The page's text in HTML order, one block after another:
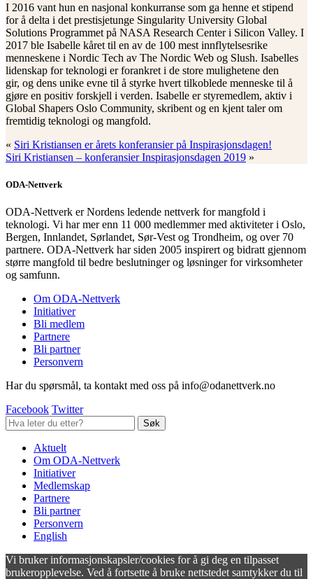
I 2016 vant hun en nasjonal konkurranse som ga henne et stipend
for å delta i det prestisjetunge Singularity University Global
Solutions Programmet på NASA Research Center i Silicon Valley. I
2017 ble Isabelle kåret til en av de 100 mest innflytelsesrike
menneskene i Nordic Tech av The Nordic Web og Slush. Isabelles
lidenskap for teknologi er forankret i de store mulighetene den
gir, og dens unike evne til å styrke hvert tilkoblede menneske til å
gjøre en positiv forskjell i verden. Isabelle er styremedlem, aktiv i
Global Shapers Oslo Community, skribent og en kjent taler om
fremtidig teknologi og mangfold.
« Siri Kristiansen er årets konferansier på Inspirasjonsdagen!
Siri Kristiansen – konferansier Inspirasjonsdagen 2019 »
ODA-Nettverk
ODA-Nettverk er Nordens ledende nettverk for mangfold i
teknologi. Vi har mer enn 11 000 medlemmer med aktiviteter i Oslo,
Bergen, Innlandet, Sørlandet, Sør-Vest og Trondheim, og over 70
partnere. ODA-Nettverk har siden 2005 inspirert og bidratt gjennom
større mangfold til bedre beslutninger og løsninger for virksomheter
og samfunn.
Om ODA-Nettverk
Initiativer
Bli medlem
Partnere
Bli partner
Personvern
Har du spørsmål, ta kontakt med oss på info@odanettverk.no
Facebook Twitter
Aktuelt
Om ODA-Nettverk
Initiativer
Medlemskap
Partnere
Bli partner
Personvern
English
Vi bruker informasjonskapsler/cookies for å gi deg en tilpasset
brukeropplevelse. Ved å fortsette å bruke nettstedet samtykker du til